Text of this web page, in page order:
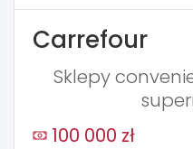
Carrefour
Sklepy
100 000 zł